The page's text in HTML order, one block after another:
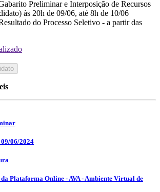
Preliminar e Interposição de Recursos
às 20h de 09/06, até 8h de 10/06
do Processo Seletivo - a partir das
06/2024
Plataforma Online - AVA - Ambiente Virtual de